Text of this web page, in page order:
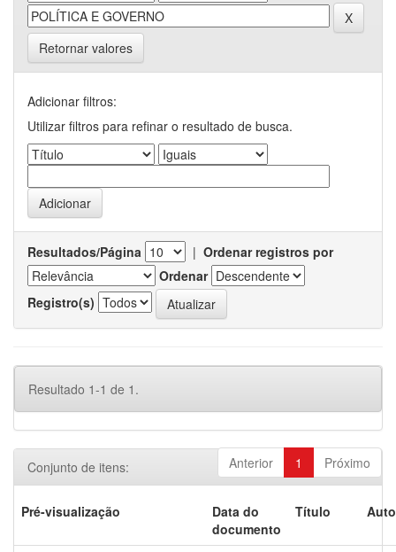
Retornar valores
Adicionar filtros:
Utilizar filtros para refinar o resultado de busca.
Resultados/Página | Ordenar registros por
Ordenar
Registro(s)
Resultado 1-1 de 1.
Anterior 1 Próximo
Conjunto de itens:
Pré-visualização
Data do
documento
Título